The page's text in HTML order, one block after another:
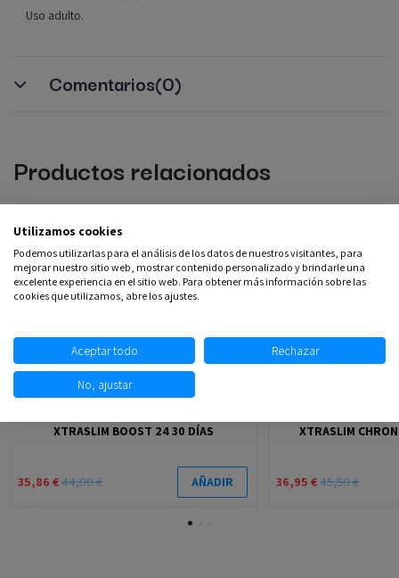
Uso adulto.
Comentarios(0)
Productos relacionados
-18,5%
XTRASLIM BOOST 24 30 DÍAS
35,86 €44,00 € AÑADIR
XTRASLIM
36,95 €45,50 €
Utilizamos cookies
Podemos utilizarlas para el análisis de los datos de nuestros visitantes, para
mejorar nuestro sitio web, mostrar contenido personalizado y brindarle una
excelente experiencia en el sitio web. Para obtener más información sobre las
cookies que utilizamos, abre los ajustes.
Aceptar todo Rechazar
No, ajustar